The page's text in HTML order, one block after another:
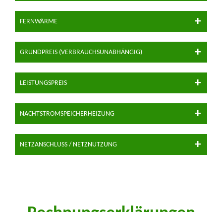
FERNWÄRME
GRUNDPREIS (VERBRAUCHSUNABHÄNGIG)
LEISTUNGSPREIS
NACHTSTROMSPEICHERHEIZUNG
NETZANSCHLUSS / NETZNUTZUNG